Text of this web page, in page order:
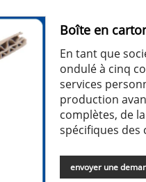
Boîte en
En tant que
ondulé à cinq
services
production
complètes, de
spécifiques des
envoyer une